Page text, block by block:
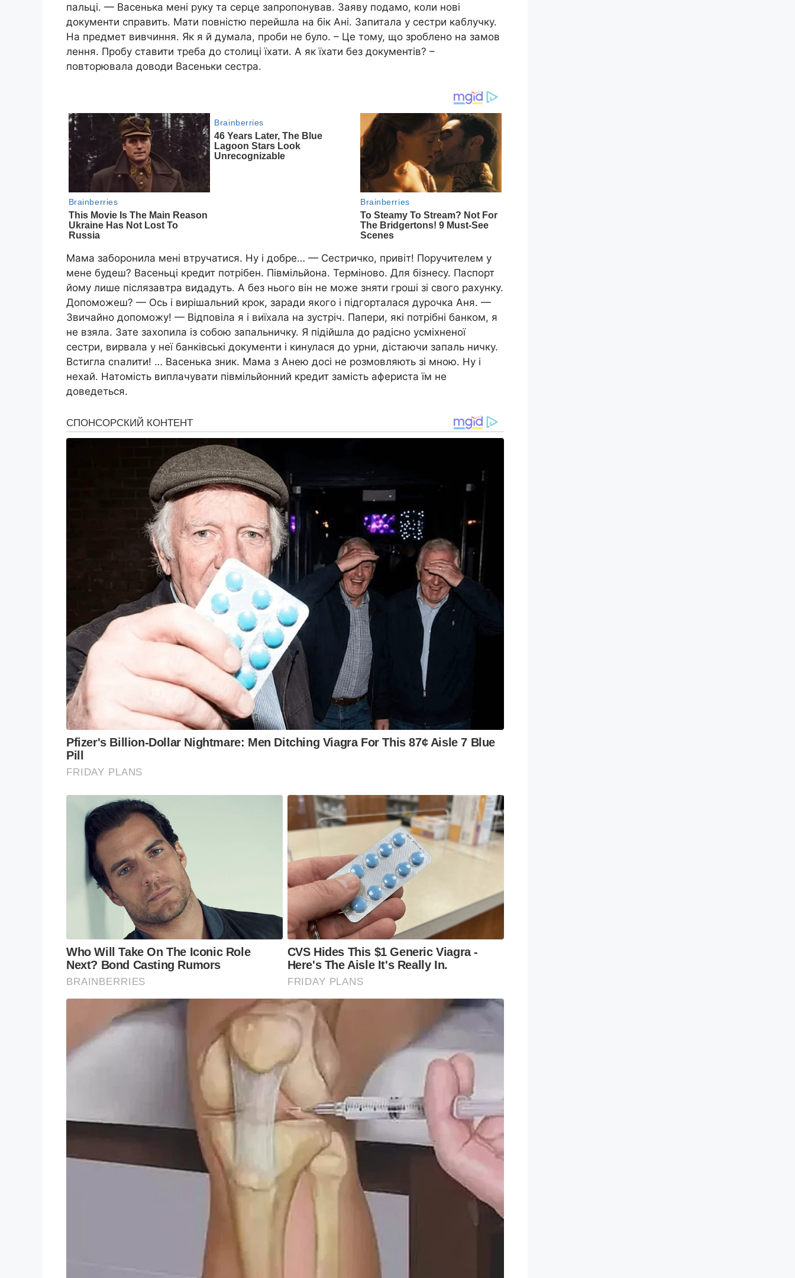
пальці. — Васенька мені руку та серце запропонував. Заяву подамо, коли нові
документи справить. Мати повністю перейшла на бік Ані. Запитала у сестри каблучку.
На предмет вивчиння. Як я й думала, проби не було. – Це тому, що зроблено на замов
лення. Пробу ставити треба до столиці їхати. А як їхати без документів? –
повторювала доводи Васеньки сестра.
Мама заборонила мені втручатися. Ну і добре… — Сестричко, привіт! Пopyчителем у
мене будеш? Васеньці кредит потрібен. Півмільйона. Терміново. Для бізнесу. Паспорт
йому лише післязавтра видадуть. А без нього він не може зняти гроші зі свого рахунку.
Допоможеш? — Ось і вирішальний крок, заради якого і підгорталася дypoчка Аня. —
Звичайно допоможу! — Відповіла я і виїхала на зустріч. Папери, які потрібні банком, я
не взяла. Зате захопила із собою запальничку. Я підійшла до радісно усміхненої
сестри, вирвала у неї банківські документи і кинулася до урни, дістаючи запаль ничку.
Встигла сոалити! … Васенька зник. Мама з Анею досі не розмовляють зі мною. Ну і
нехай. Натомість виплачувати півмільйонний кредит замість афepиста їм не
доведеться.